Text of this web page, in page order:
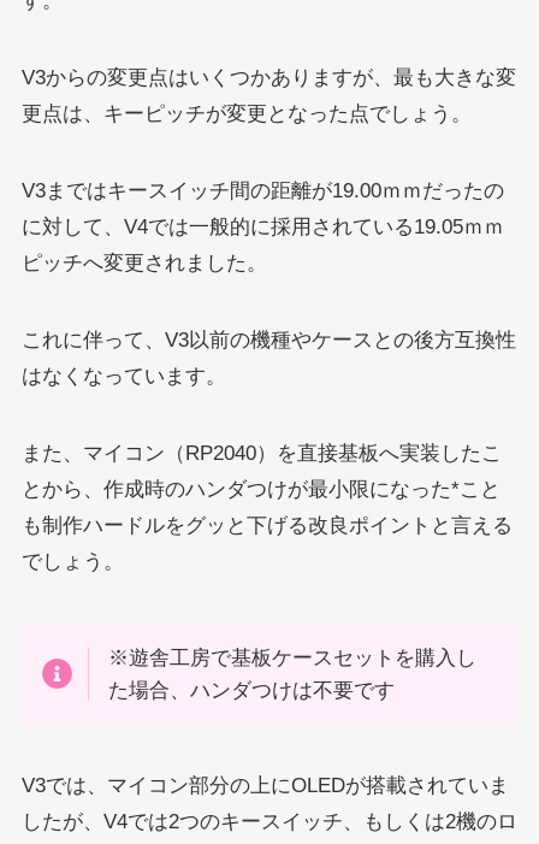
V3からの変更点はいくつかありますが、最も大きな変
更点は、キーピッチが変更となった点でしょう。
V3まではキースイッチ間の距離が19.00ｍｍだったの
に対して、V4では一般的に採用されている19.05ｍｍ
ピッチへ変更されました。
これに伴って、V3以前の機種やケースとの後方互換性
はなくなっています。
また、マイコン（RP2040）を直接基板へ実装したこ
とから、作成時のハンダつけが最小限になった*こと
も制作ハードルをグッと下げる改良ポイントと言える
でしょう。
※遊舎工房で基板ケースセットを購入し
た場合、ハンダつけは不要です
V3では、マイコン部分の上にOLEDが搭載されていま
したが、V4では2つのキースイッチ、もしくは2機のロ